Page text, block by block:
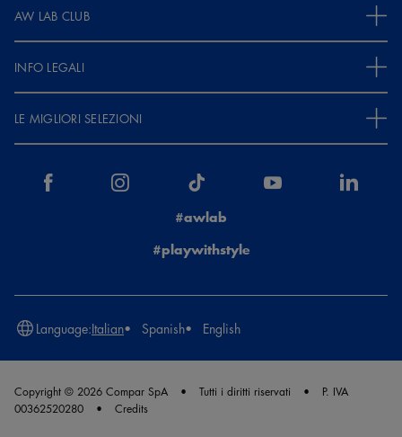
AW LAB CLUB
INFO LEGALI
LE MIGLIORI SELEZIONI
#awlab
#playwithstyle
Language:Italian Spanish English
Copyright © 2026 Compar SpA Tutti i diritti riservati
P. IVA
00362520280
Credits